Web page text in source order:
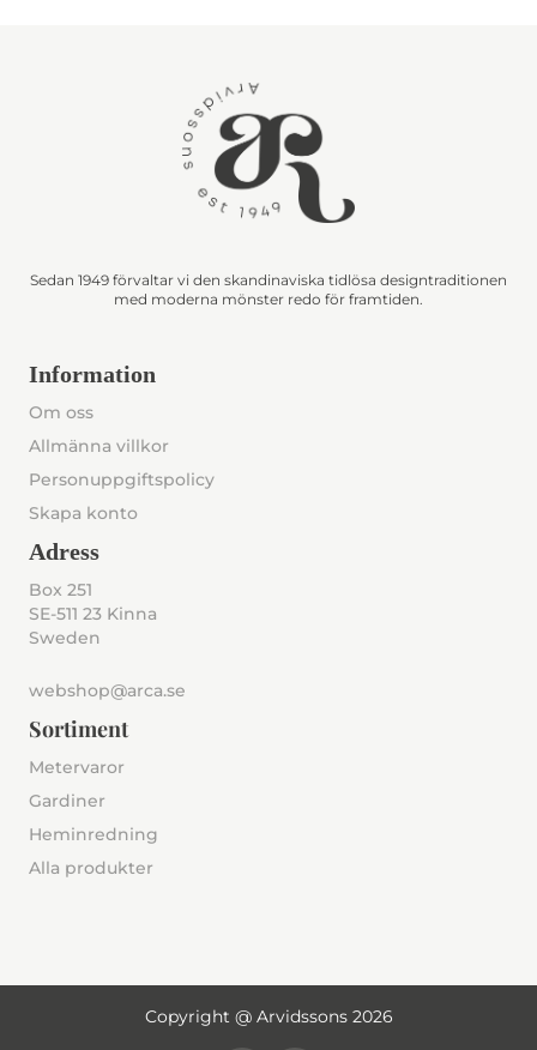
Sedan 1949 förvaltar vi den skandinaviska tidlösa designtraditionen
med moderna mönster redo för framtiden.
Information
Om oss
Allmänna villkor
Personuppgiftspolicy
Skapa konto
Adress
Box 251
SE-511 23 Kinna
Sweden
webshop@arca.se
Sortiment
Metervaror
Gardiner
Heminredning
Alla produkter
Copyright @ Arvidssons 2026